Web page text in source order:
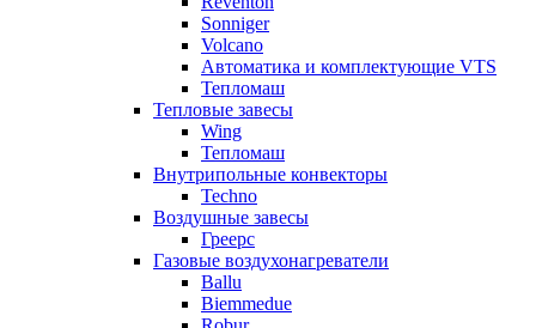
Sonniger
Volcano
Автоматика и комплектующие VTS
Тепломаш
Тепловые завесы
Wing
Тепломаш
Внутрипольные конвекторы
Techno
Воздушные завесы
Греерс
Газовые воздухонагреватели
Ballu
Biemmedue